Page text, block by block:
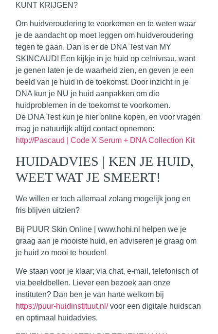
KUNT KRIJGEN?
Om huidveroudering te voorkomen en te weten waar
je de aandacht op moet leggen om huidveroudering
tegen te gaan. Dan is er de DNA Test van MY
SKINCAUD! Een kijkje in je huid op celniveau, want
je genen laten je de waarheid zien, en geven je een
beeld van je huid in de toekomst. Door inzicht in je
DNA kun je NU je huid aanpakken om die
huidproblemen in de toekomst te voorkomen.
De DNA Test kun je hier online kopen, en voor vragen
mag je natuurlijk altijd contact opnemen:
http://Pascaud | Code X Serum + DNA Collection Kit
HUIDADVIES | KEN JE HUID,
WEET WAT JE SMEERT!
We willen er toch allemaal zolang mogelijk jong en
fris blijven uitzien?
Bij PUUR Skin Online | www.hohi.nl helpen we je
graag aan je mooiste huid, en adviseren je graag om
je huid zo mooi te houden!
We staan voor je klaar; via chat, e-mail, telefonisch of
via beeldbellen. Liever een bezoek aan onze
instituten? Dan ben je van harte welkom bij
https://puur-huidinstituut.nl/voor een digitale huidscan
en optimaal huidadvies.